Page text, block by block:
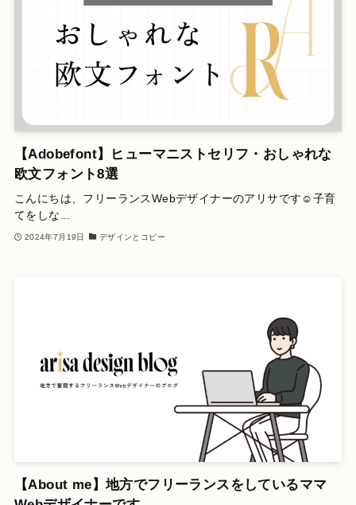
【Adobefont】ヒューマニストセリフ・おしゃれな
欧文フォント8選
こんにちは、フリーランスWebデザイナーのアリサです☺️子育
てをしな...
2024年7月19日 デザインとコピー
【About me】地方でフリーランスをしているママ